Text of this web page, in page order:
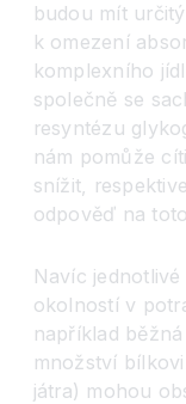
budou mít
k omezení
komplexního
společně se
resyntézu
nám pomůže
snížit,
odpověď na
Navíc
okolností v
například
množství
játra) mohou